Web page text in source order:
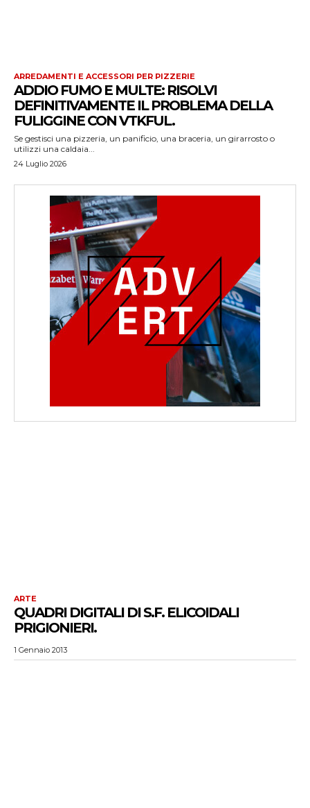
ARREDAMENTI E ACCESSORI PER PIZZERIE
ADDIO FUMO E MULTE: RISOLVI
DEFINITIVAMENTE IL PROBLEMA DELLA
FULIGGINE CON VTKFUL.
Se gestisci una pizzeria, un panificio, una braceria, un girarrosto o
utilizzi una caldaia...
24 Luglio 2026
ARTE
QUADRI DIGITALI DI S.F. ELICOIDALI
PRIGIONIERI.
1 Gennaio 2013